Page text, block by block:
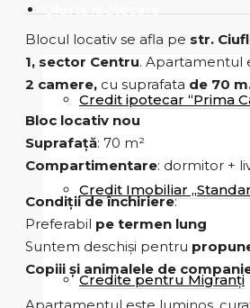
Oferte ipotecare
Credit ipotecar “Prima
Credit Imobiliar
Credite pentru Migranți
Blocul locativ se afla pe str.
1, sector Centru. Apartamentul
2 camere, cu suprafata de 70
Bloc locativ nou
Suprafață: 70 m²
Compartimentare: dormitor +
Condiții de închiriere:
Preferabil pe termen lung
Suntem deschiși pentru
Copiii și animalele de